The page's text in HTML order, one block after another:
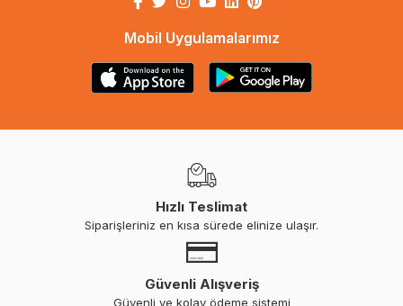
Mobil Uygulamalarımız
Hızlı Teslimat
Siparişleriniz en kısa sürede elinize ulaşır.
Güvenli Alışveriş
Güvenli ve kolay ödeme sistemi